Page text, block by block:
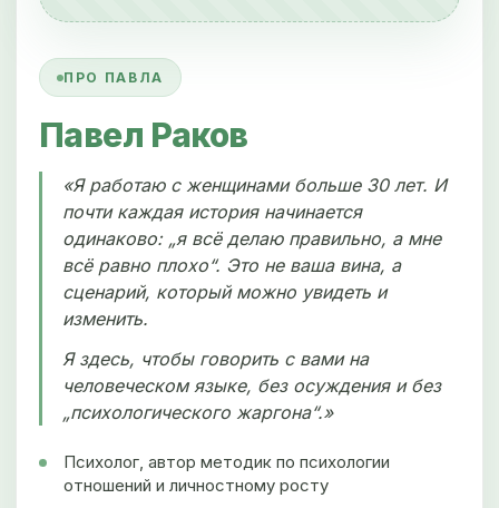
ПРО ПАВЛА
Павел Раков
«Я работаю с женщинами больше 30 лет. И
почти каждая история начинается
одинаково: „я всё делаю правильно, а мне
всё равно плохо“. Это не ваша вина, а
сценарий, который можно увидеть и
изменить.
Я здесь, чтобы говорить с вами на
человеческом языке, без осуждения и без
„психологического жаргона“.»
Психолог, автор методик по психологии
отношений и личностному росту